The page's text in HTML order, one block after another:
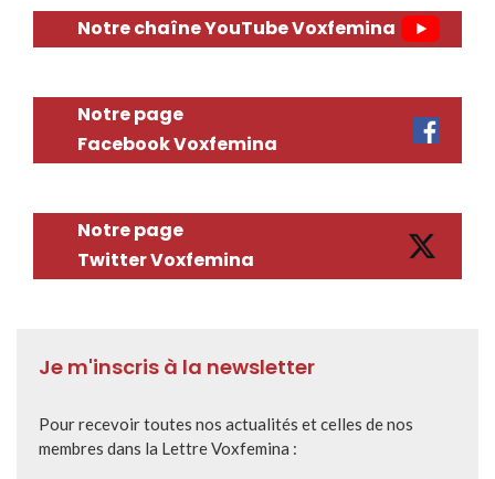
Notre chaîne YouTube Voxfemina
Notre page
Facebook Voxfemina
Notre page
Twitter Voxfemina
Je m'inscris à la newsletter
Pour recevoir toutes nos actualités et celles de nos
membres dans la Lettre Voxfemina :